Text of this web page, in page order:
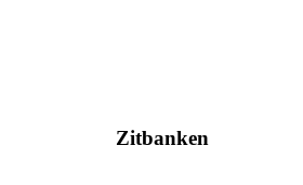
Zitbanken